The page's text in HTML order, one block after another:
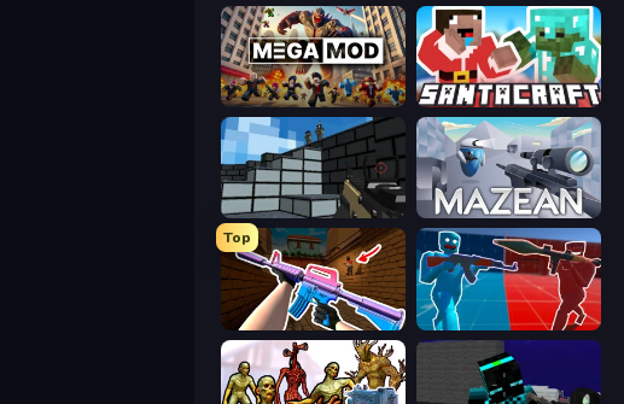
MegamodGames SantaCraft
Pixel Gun 3D Mazean
Top
KS Z Battle of the Soldiers: Red vs Blue